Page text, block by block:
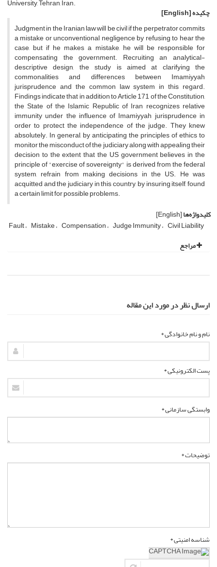
University, Tehran, Iran.
چکیده[English]
Judgment in the Iranian law will be civil if the perpetrator commits
a mistake or unconventional negligence by refusing to hear the
case, but if he makes a mistake, he will be responsible for
compensating the government. Recruiting an analytical-
descriptive design, the study is aimed at clarifying the
commonalities and differences between Imamiyyah
jurisprudence and the common law system in this regard.
Findings indicate that in addition to Article 171 of the Constitution,
the State of the Islamic Republic of Iran recognizes relative
immunity under the influence of Imamiyyah jurisprudence in
order to protect the independence of the judge. They knew
absolutely. In general, by anticipating the principles of ethics to
monitor the misconduct of the judiciary along with appealing their
decision to the extent that the US government believes in the
principle of "exercise of sovereignty" is derived from the federal
system, refrain from making decisions in the US. He was
acquitted and the judiciary in this country, by insuring itself, found
a certain limit for possible problems.
کلیدواژه‌ها[English]
Fault Mistake Compensation Judge Immunity Civil Liability
مراجع
ارسال نظر در مورد این مقاله
نام و نام خانوادگی *
پست الکترونیکی *
وابستگی سازمانی *
توضیحات *
شناسه امنیتی *